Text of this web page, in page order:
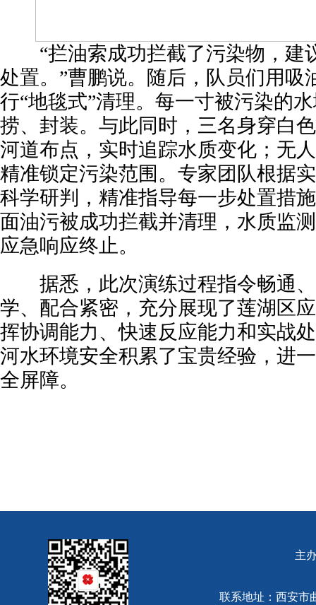
“拦油索成功拦截了污染物，建
处置。”曹鹏说。随后，队员们用吸
行“地毯式”清理。每一寸被污染的
捞、封装。与此同时，三名身穿白
河道布点，实时追踪水质变化；无
精准锁定污染范围。专家团队根据
科学研判，精准指导每一步处置措
面油污被成功拦截并清理，水质监
应急响应终止。
据悉，此次演练过程指令畅通、
学、配合紧密，充分展现了莲湖区
挥协调能力、快速反应能力和实战
河水环境安全积累了宝贵经验，进
全屏障。
主
联系地址：西安市